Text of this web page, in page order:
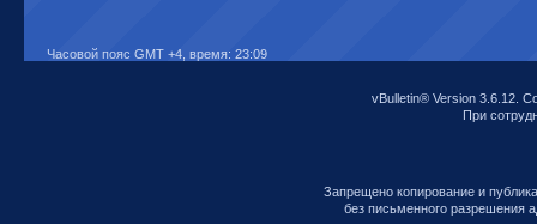
Часовой пояс GMT +4, время: 23:09
vBulletin® Version 3.6.12.
При
Запрещено копирование и
без письменного разрешения